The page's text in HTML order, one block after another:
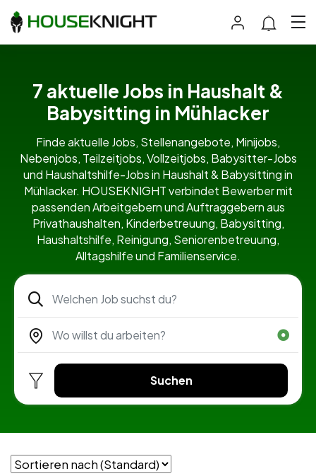
7 aktuelle Jobs in Haushalt &
Babysitting in Mühlacker
Finde aktuelle Jobs, Stellenangebote, Minijobs,
Nebenjobs, Teilzeitjobs, Vollzeitjobs, Babysitter-Jobs
und Haushaltshilfe-Jobs in Haushalt & Babysitting in
Mühlacker. HOUSEKNIGHT verbindet Bewerber mit
passenden Arbeitgebern und Auftraggebern aus
Privathaushalten, Kinderbetreuung, Babysitting,
Haushaltshilfe, Reinigung, Seniorenbetreuung,
Alltagshilfe und Familienservice.
Suchen